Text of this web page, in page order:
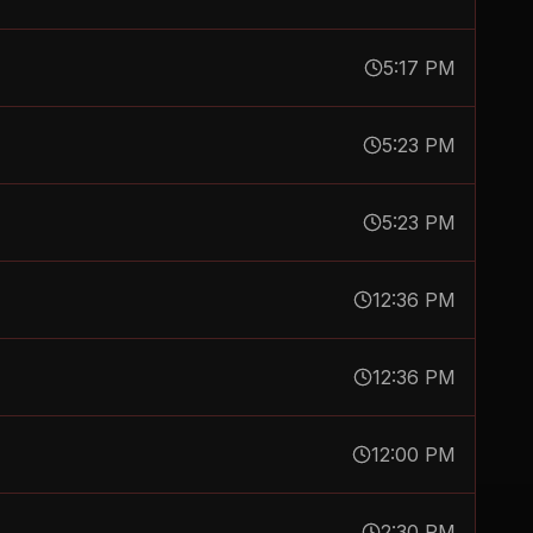
5:17 PM
5:23 PM
5:23 PM
12:36 PM
12:36 PM
12:00 PM